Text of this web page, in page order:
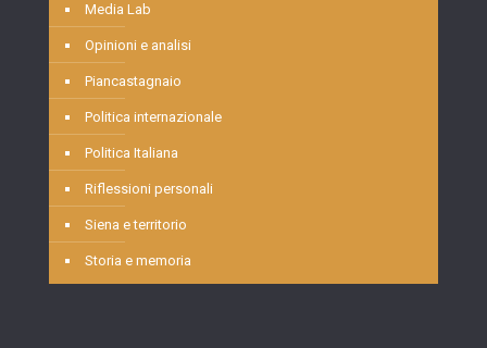
Media Lab
Opinioni e analisi
Piancastagnaio
Politica internazionale
Politica Italiana
Riflessioni personali
Siena e territorio
Storia e memoria